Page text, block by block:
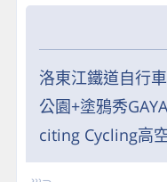
洛東江鐵道自行
公園+塗鴉秀
citing Cycling高